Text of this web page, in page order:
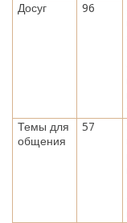
Досуг 96
Темы для
общения
57